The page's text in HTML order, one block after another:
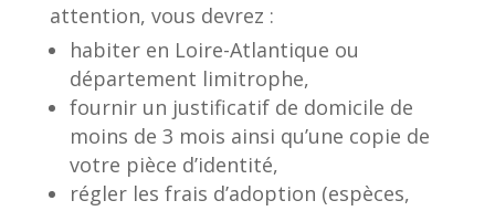
attention, vous devrez :
habiter en Loire-Atlantique ou
département limitrophe,
fournir un justificatif de domicile de
moins de 3 mois ainsi qu’une copie de
votre pièce d’identité,
régler les frais d’adoption (espèces,